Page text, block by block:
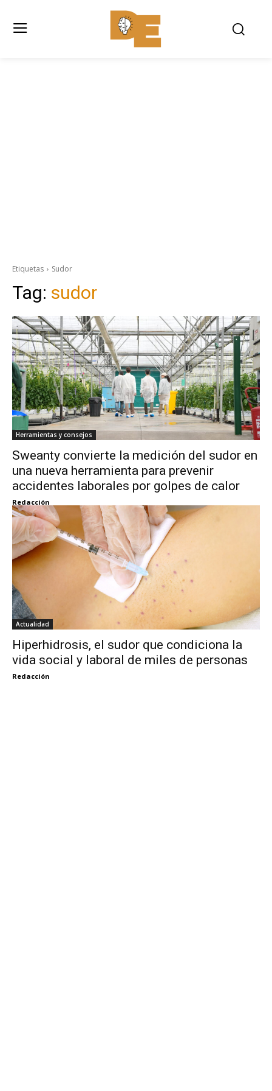
Etiquetas Sudor
Tag: sudor
Herramientas y consejos
Sweanty convierte la medición del sudor en
una nueva herramienta para prevenir
accidentes laborales por golpes de calor
Redacción
Actualidad
Hiperhidrosis, el sudor que condiciona la
vida social y laboral de miles de personas
Redacción